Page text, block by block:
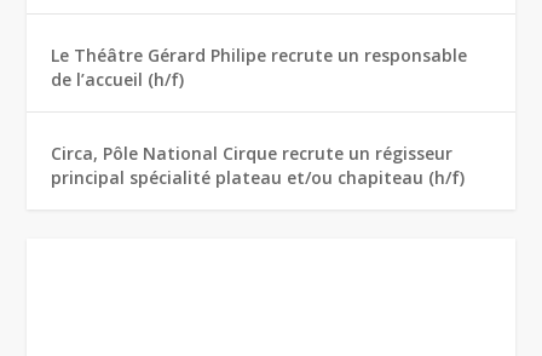
Le Théâtre Gérard Philipe recrute un responsable
de l’accueil (h/f)
Circa, Pôle National Cirque recrute un régisseur
principal spécialité plateau et/ou chapiteau (h/f)